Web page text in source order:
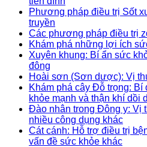
Phương pháp điều trị Sốt
truyền
Các phương pháp điều trị
Khám phá những lợi ích
Xuyên khung: Bí ẩn sức
đông
Hoài sơn (Sơn dược): Vị
Khám phá cây Đỗ trọng:
khỏe mạnh và thận khí dồi
Đào nhân trong Đông y: Vị
nhiều công dụng khác
Cát cánh: Hỗ trợ điều trị
vấn đề sức khỏe khác